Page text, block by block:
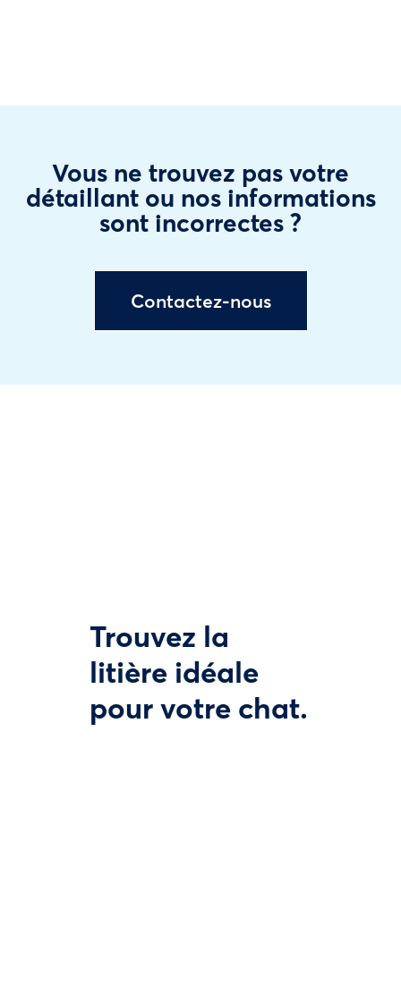
Vous ne trouvez pas votre
détaillant ou nos informations
sont incorrectes ?
Contactez-nous
Trouvez la
litière idéale
pour votre chat.